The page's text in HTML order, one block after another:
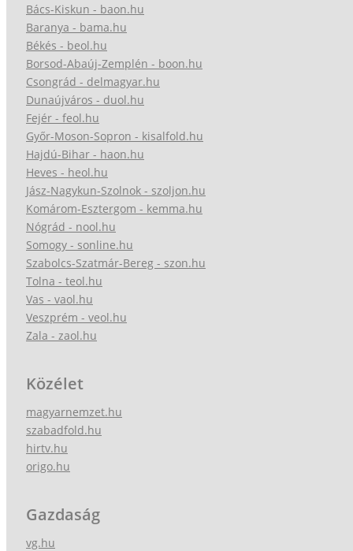
Bács-Kiskun - baon.hu
Baranya - bama.hu
Békés - beol.hu
Borsod-Abaúj-Zemplén - boon.hu
Csongrád - delmagyar.hu
Dunaújváros - duol.hu
Fejér - feol.hu
Győr-Moson-Sopron - kisalfold.hu
Hajdú-Bihar - haon.hu
Heves - heol.hu
Jász-Nagykun-Szolnok - szoljon.hu
Komárom-Esztergom - kemma.hu
Nógrád - nool.hu
Somogy - sonline.hu
Szabolcs-Szatmár-Bereg - szon.hu
Tolna - teol.hu
Vas - vaol.hu
Veszprém - veol.hu
Zala - zaol.hu
Közélet
magyarnemzet.hu
szabadfold.hu
hirtv.hu
origo.hu
Gazdaság
vg.hu